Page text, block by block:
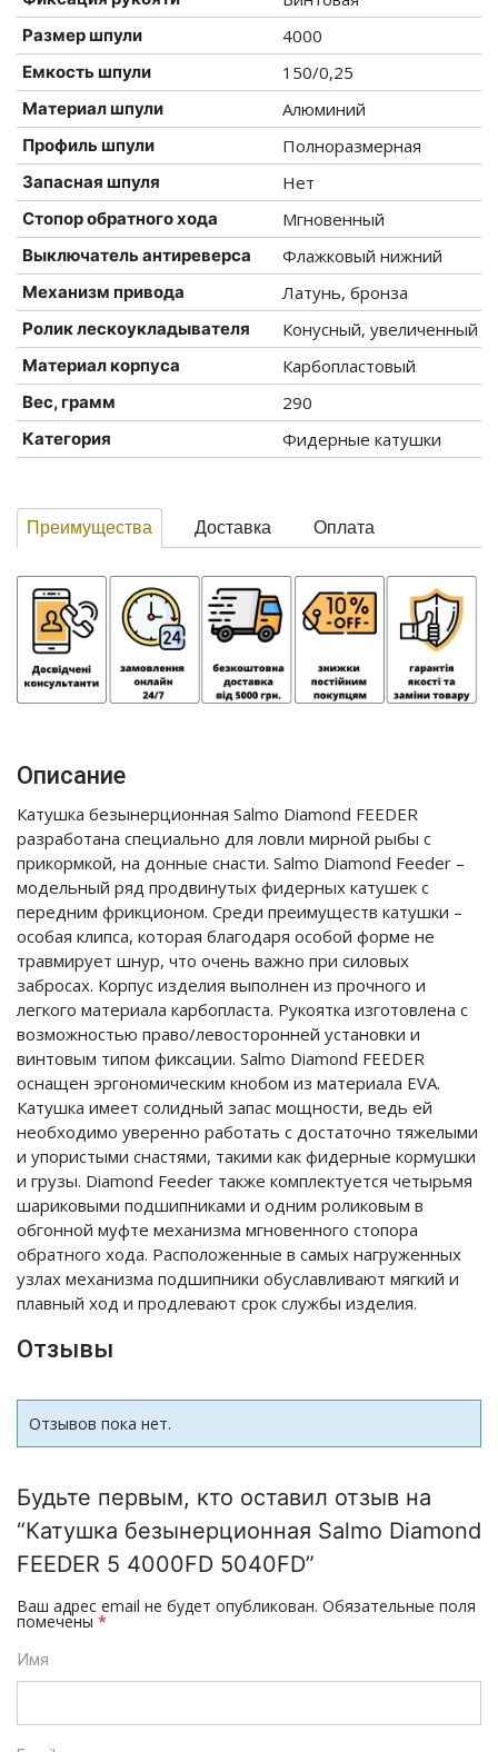
Размер шпули 4000
Емкость шпули 150/0,25
Материал шпули Алюминий
Профиль шпули Полноразмерная
Запасная шпуля Нет
Стопор обратного хода Мгновенный
Выключатель антиреверса Флажковый нижний
Механизм привода Латунь, бронза
Ролик лескоукладывателя Конусный, увеличенный
Материал корпуса Карбопластовый
Вес, грамм 290
Категория Фидерные катушки
Преимущества Доставка Оплата
Описание
Катушка безынерционная Salmo Diamond FEEDER
разработана специально для ловли мирной рыбы с
прикормкой, на донные снасти. Salmo Diamond Feeder –
модельный ряд продвинутых фидерных катушек с
передним фрикционом. Среди преимуществ катушки –
особая клипса, которая благодаря особой форме не
травмирует шнур, что очень важно при силовых
забросах. Корпус изделия выполнен из прочного и
легкого материала карбопласта. Рукоятка изготовлена с
возможностью право/левосторонней установки и
винтовым типом фиксации. Salmo Diamond FEEDER
оснащен эргономическим кнобом из материала EVA.
Катушка имеет солидный запас мощности, ведь ей
необходимо уверенно работать с достаточно тяжелыми
и упористыми снастями, такими как фидерные кормушки
и грузы. Diamond Feeder также комплектуется четырьмя
шариковыми подшипниками и одним роликовым в
обгонной муфте механизма мгновенного стопора
обратного хода. Расположенные в самых нагруженных
узлах механизма подшипники обуславливают мягкий и
плавный ход и продлевают срок службы изделия.
Отзывы
Отзывов пока нет.
Будьте первым, кто оставил отзыв на
“Катушка безынерционная Salmo Diamond
FEEDER 5 4000FD 5040FD”
Ваш адрес email не будет опубликован. Обязательные поля
помечены *
Имя